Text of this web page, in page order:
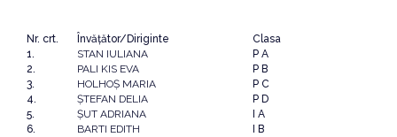
Nr. crt. Învăţător/Diriginte
Clasa
1.
STAN IULIANA
P A
2.
PALI KIS EVA
P B
3.
HOLHOŞ MARIA
P C
4.
ŞTEFAN DELIA
P D
5.
ŞUT ADRIANA
I A
6.
BARTI EDITH
I B